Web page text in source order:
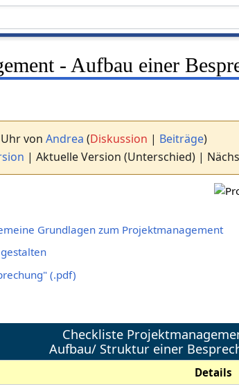
- Aufbau einer
Uhr vonAndrea (Diskussion | Beiträge)
| Aktuelle Version (Unterschied) |
Grundlagen zum Projektmanagement
(.pdf)
Checkliste
Aufbau/ Struktur einer
Details